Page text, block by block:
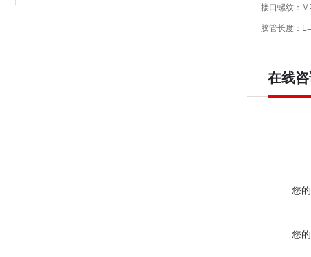
接口螺纹：
胶管长度：
在线
您
您